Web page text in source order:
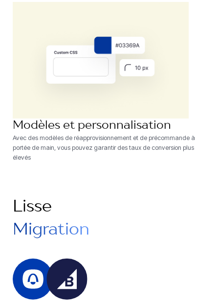
Modèles et personnalisation
Avec des modèles de réapprovisionnement et de précommande à
portée de main, vous pouvez garantir des taux de conversion plus
élevés
Lisse
Migration